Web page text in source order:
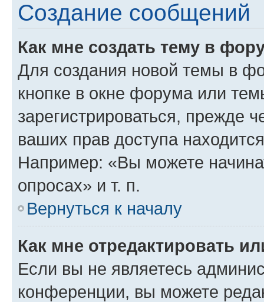
Создание сообщений
Как мне создать тему в
Для создания новой темы в
кнопке в окне форума или
зарегистрироваться, прежде
ваших прав доступа
Например: «Вы можете
опросах» и т. п.
Вернуться к началу
Как мне отредактировать
Если вы не являетесь
конференции, вы можете